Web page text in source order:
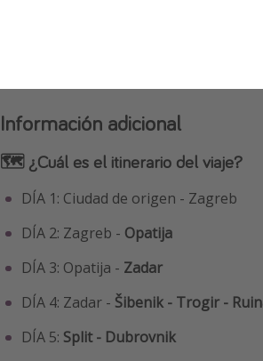
Información adicional
🗺 ¿Cuál es el itinerario del viaje?
DÍA 1: Ciudad de origen - Zagreb
DÍA 2: Zagreb - Opatija
DÍA 3: Opatija - Zadar
DÍA 4: Zadar - Šibenik - Trogir -
DÍA 5: Split - Dubrovnik